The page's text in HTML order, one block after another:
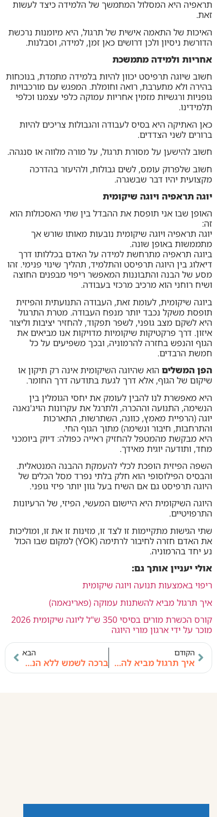
תראפיה היא המסלול המתמשך של הלמידה כיצד לעשות
זאת.
האיכות של התאמה אישית של תרגול, היא מיומנות נרכשת
הדורשת ניסיון ולכן דרושים כאן זמן, למידה, וסבלנות.
אחריות ולמידה מתמשכת
חשוב שיוגה תרפיסט יכוון להיות בלמידה מתמדת, בנוכחות
בהירה ולא מתערבת, רואה וחומלת. המפגש עם מורכבויות
גופניות ורגשיות מזמין אחריות עמוקה כלפי עצמנו וכלפי
תלמידינו.
כאן האתיקה היא בסיס לעבודה והגבולות צריכים להיות
ברורים לשני הצדדים.
חשוב להישען על מסורת תרגול, על מורה מלווה או סנגהה.
חשוב שלפרוק עומס, לשים גבולות, ולהיעזר בהדרכה
מקצועית יהיו דבר שבשגרה.
יוגה תראפיה ויוגה שיקומית
האופן שבו אני תופסת את ההבדל בין שתי האסכולות הוא
זה:
יוגה תראפיה ויוגה שיקומית נובעות מאותו שורש אך
מתממשות באופן שונה.
ביוגה תראפיה מתרחשת למידה על האדם בכללותו דרך
דיאלוג בין היוגה תרפיסט והתלמיד, תהליך שינוי פנימי. זהו
מסע של הבנה והתבוננות המאפשר ריפוי מבפנים החוצה
ושיח רוחני הוא מרכיב מרכזי בעבודה.
ביוגה שיקומית, לעומת זאת, העבודה התנועתית והפיזית
תופסת משקל נכבד יותר מנפח העבודה. מטרת התרגול
היא לשקם מצב גופני, לשפר תפקוד, להחזיר יציבות וליצור
איזון. דרך פרקטיקות שיקומיות מדויקות אנו מביאים את
הגוף והנפש בחזרה להרמוניה, ובכך משפיעים על כל
חמשת הרבדים.
הפן המשלים הוא שהיוגה השיקומית אינה רק תיקון או
שיקום של הגוף, אלא דרך לגעת בתודעה דרך החומר.
היא מאפשרת לנו להבין לעומק את יחסי הגומלין בין
הנשימה, התנועה וההכרה, ולתרגל את עקרונות הויג'נאנה
יוגה (הרפיית מאמץ, כוונה, השתרשות, התארכות
והתרחבות, חיבור ונשימה) מתוך הגוף החי.
היא מבקשת מהמטפל להחזיק ראייה כפולה: דיוק ביומכני
מחד, ותודעה יוגית מאידך.
השפה הפיזית הופכת לכלי להעמקת ההבנה המנטאלית.
והבסיס הפילוסופי הוא חלק בלתי נפרד מסל הכלים של
היוגה תרפיסט גם אם השיח בעל גוון יותר פיזי גופני.
היוגה השיקומית היא היישום המעשי, הפיזי, של הרעיונות
התרפויטיים.
שתי הגישות מתקיימות זו לצד זו, מזינות זו את זו, ומוליכות
את האדם חזרה לחיבור לרתימה (YOK) למקום שבו הכול
נע יחד בהרמוניה.
אולי יעניין אותך גם:
ריפוי באמצעות תנועה ויוגה שיקומית
איך תרגול מביא להשתנות עמוקה (פארינאמה)
קורס הכשרת מורים בסיסי 350 ש"ל ליוגה שיקומית 2026
מוכר על ידי ארגון מורי היוגה
הקודם
איך תרגול מביא להשתנות עמוקה, פארינאמה?
הבא
ברכה לשמש ללא הנחת משקל על הידיים